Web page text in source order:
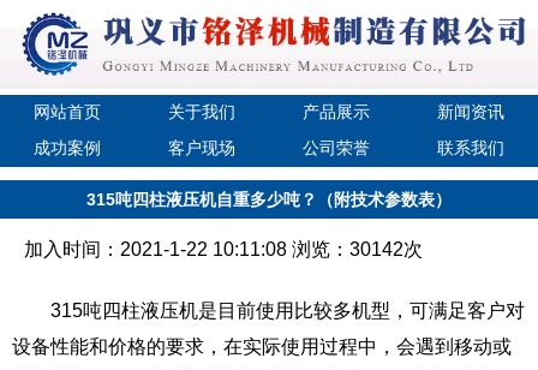
网站首页 关于我们 产品展示
新闻资讯
成功案例
客户现场 公司荣誉 联系我们
315吨四柱液压机自重多少吨？（附技术参数表）
加入时间：2021-1-22 10:11:08 浏览：30142次
315吨四柱液压机是目前使用比较多机型，可满足客户对
设备性能和价格的要求，在实际使用过程中，会遇到移动或